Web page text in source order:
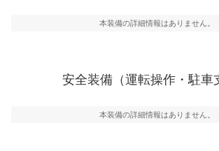
運転・駐車支援
グ・アシストやサイドブラインドモニ
本装備の詳細情報はありません。
安全装備（運転操作・駐車
本装備の詳細情報はありません。